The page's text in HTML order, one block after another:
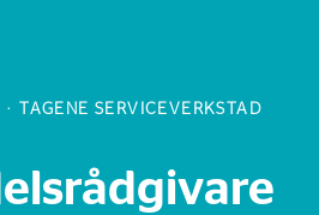
· TAGENE SERVICEVERKSTAD